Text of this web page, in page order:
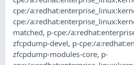
cpe:/
cpe:/
matched, p-cpe:/
zfcpdump-devel, p-cpe:/
zfcpdump-modules-core, p-